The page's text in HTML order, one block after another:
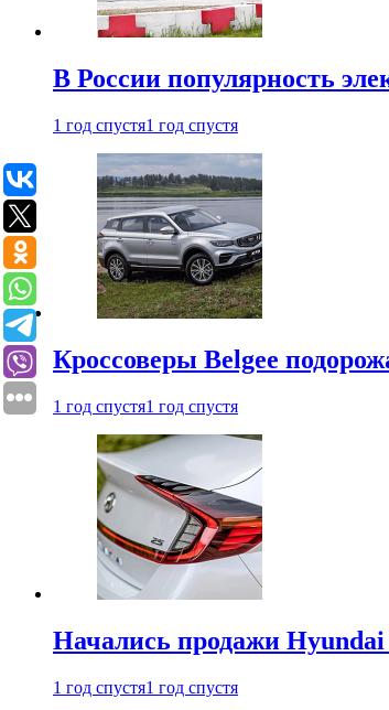
В России популярность
1 год спустя1 год спустя
Кроссоверы Belgee
1 год спустя1 год спустя
Начались продажи Hyundai
1 год спустя1 год спустя